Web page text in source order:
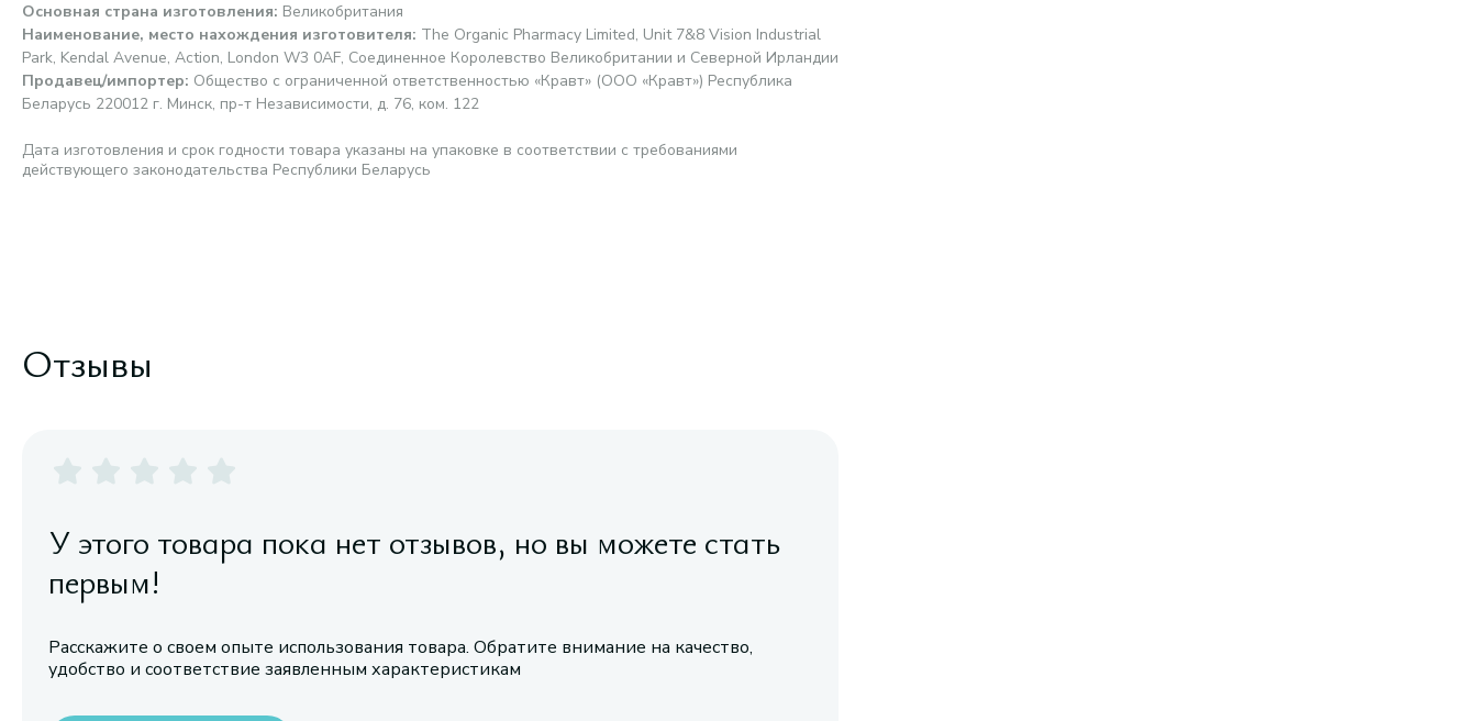
Основная страна изготовления: Великобритания
Наименование, место нахождения изготовителя: The Organic Pharmacy Limited, Unit 7&8 Vision Industrial
Park, Kendal Avenue, Action, London W3 0AF, Соединенное Королевство Великобритании и Северной Ирландии
Продавец/импортер: Общество с ограниченной ответственностью «Кравт» (ООО «Кравт») Республика
Беларусь 220012 г. Минск, пр-т Независимости, д. 76, ком. 122
Дата изготовления и срок годности товара указаны на упаковке в соответствии с требованиями
действующего законодательства Республики Беларусь
Отзывы
У этого товара пока нет отзывов, но вы можете стать
первым!
Расскажите о своем опыте использования товара. Обратите внимание на качество,
удобство и соответствие заявленным характеристикам